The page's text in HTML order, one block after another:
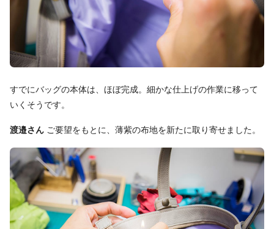
すでにバッグの本体は、ほぼ完成。細かな仕上げの作業に移って
いくそうです。
渡邉さん ご要望をもとに、薄紫の布地を新たに取り寄せました。